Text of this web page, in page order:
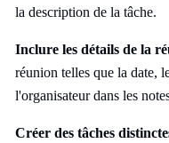
la description de la tâche.
Inclure les détails de la
réunion telles que la date,
l'organisateur dans les
Créer des tâches